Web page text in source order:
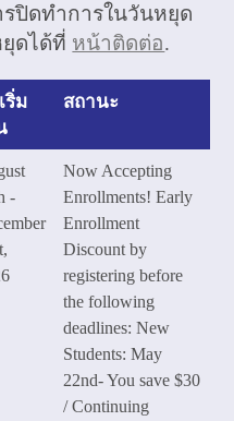
ปิดทำการในวันหยุด
ดได้ที่ หน้าติดต่อ.
ริ่ม
สถานะ
-
Now Accepting
Enrollments! Early
Enrollment
Discount by
registering before
the following
deadlines: New
Students: May
22nd- You save $30
/ Continuing